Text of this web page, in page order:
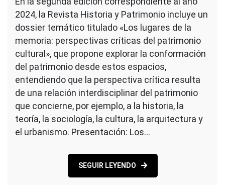
2024, la Revista Historia y Patrimonio incluye un
dossier temático titulado «Los lugares de la
memoria: perspectivas críticas del patrimonio
cultural», que propone explorar la conformación
del patrimonio desde estos espacios,
entendiendo que la perspectiva crítica resulta
de una relación interdisciplinar del patrimonio
que concierne, por ejemplo, a la historia, la
teoría, la sociología, la cultura, la arquitectura y
el urbanismo. Presentación: Los…
SEGUIR LEYENDO